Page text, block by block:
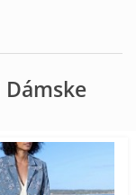
Dámske